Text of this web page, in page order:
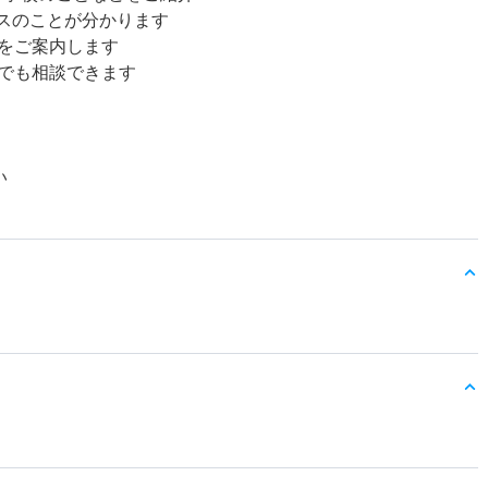
のことが分かります
ご案内します
も相談できます